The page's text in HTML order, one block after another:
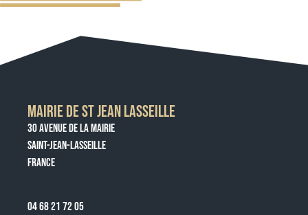
MAIRIE DE ST JEAN LASSEILLE
30 AVENUE DE LA MAIRIE
SAINT-JEAN-LASSEILLE
FRANCE
04 68 21 72 05